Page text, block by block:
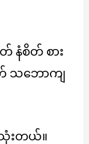
နံစိတ် စား
သဘောကျ
းတယ်။